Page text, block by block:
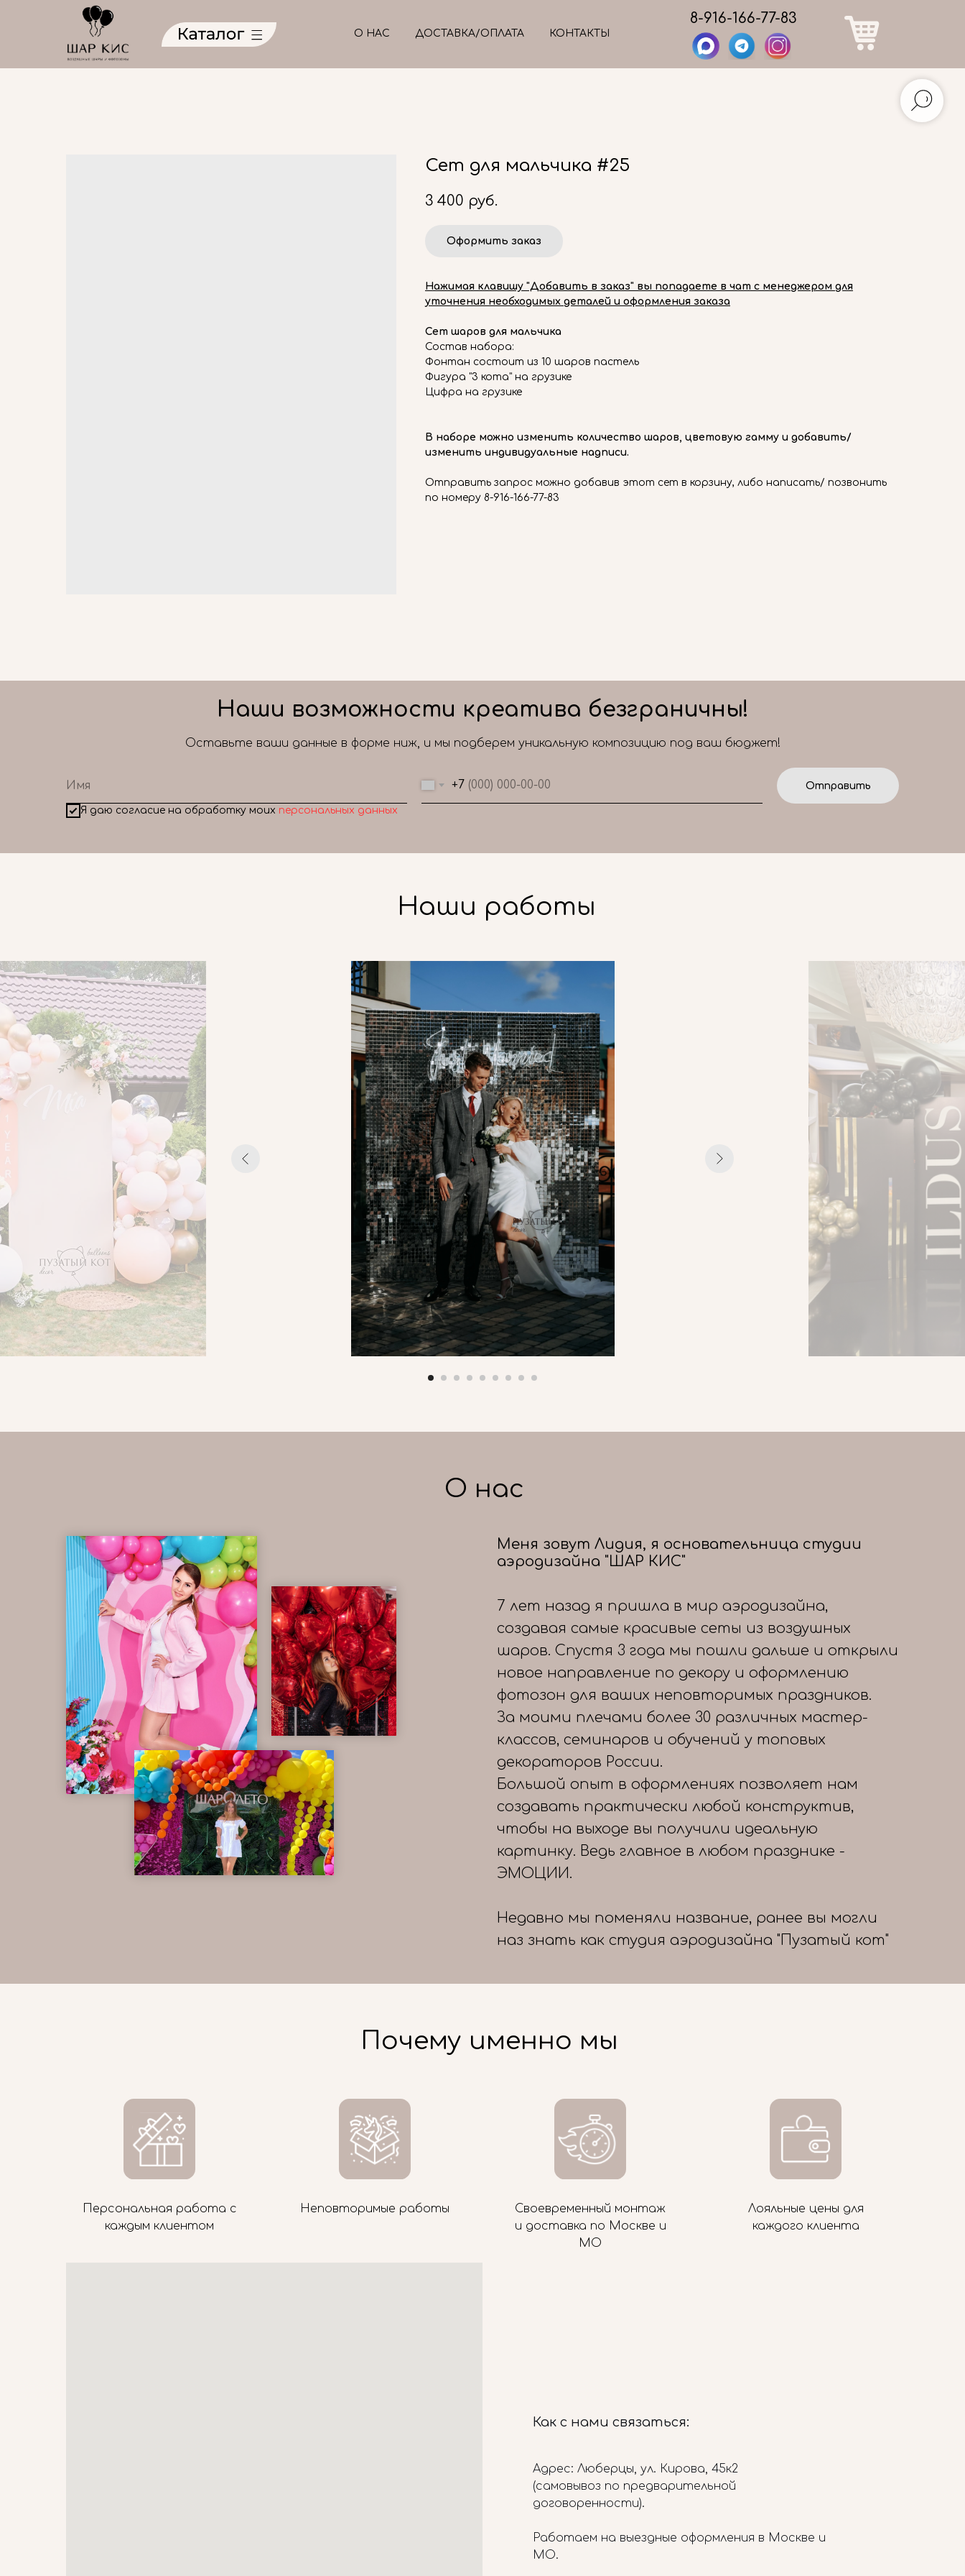
8-916-166-77-83
О НАС ДОСТАВКА/ОПЛАТА КОНТАКТЫ
Сет для мальчика #25
3 400 руб.
Оформить заказ
Нажимая клавишу "Добавить в заказ" вы попадаете в чат с менеджером для
уточнения необходимых деталей и оформления заказа
Сет шаров для мальчика
Состав набора:
Фонтан состоит из 10 шаров пастель
Фигура "3 кота" на грузике
Цифра на грузике
В наборе можно изменить количество шаров, цветовую гамму и добавить/
изменить индивидуальные надписи.
Отправить запрос можно добавив этот сет в корзину, либо написать/ позвонить
по номеру 8-916-166-77-83
+7
Я даю согласие на обработку моих персональных данных
Отправить
Наши возможности креатива безграничны!
Оставьте ваши данные в форме ниж, и мы подберем уникальную композицию под ваш бюджет!
Наши работы
О нас
Меня зовут Лидия, я основательница студии
аэродизайна "ШАР КИС"
7 лет назад я пришла в мир аэродизайна,
создавая самые красивые сеты из воздушных
шаров. Спустя 3 года мы пошли дальше и открыли
новое направление по декору и оформлению
фотозон для ваших неповторимых праздников.
За моими плечами более 30 различных мастер-
классов, семинаров и обучений у топовых
декораторов России.
Большой опыт в оформлениях позволяет нам
создавать практически любой конструктив,
чтобы на выходе вы получили идеальную
картинку. Ведь главное в любом празднике -
ЭМОЦИИ.
Недавно мы поменяли название, ранее вы могли
наз знать как студия аэродизайна "Пузатый кот"
Почему именно мы
Персональная работа с
каждым клиентом
Неповторимые работы
Своевременный монтаж
и доставка по Москве и
МО
Лояльные цены для
каждого клиента
Как с нами связаться:
Адрес: Люберцы, ул. Кирова, 45к2
(самовывоз по предварительной
договоренности).
Работаем на выездные оформления в Москве и
МО.